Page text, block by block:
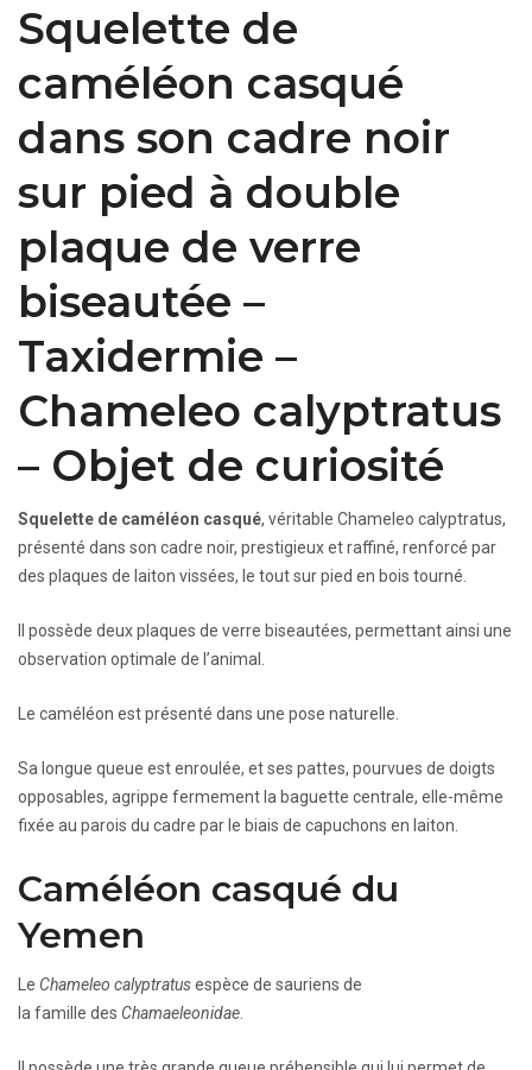
Squelette de
caméléon casqué
dans son cadre noir
sur pied à double
plaque de verre
biseautée –
Taxidermie –
Chameleo calyptratus
– Objet de curiosité
Squelette de caméléon casqué, véritable Chameleo calyptratus,
présenté dans son cadre noir, prestigieux et raffiné, renforcé par
des plaques de laiton vissées, le tout sur pied en bois tourné.
Il possède deux plaques de verre biseautées, permettant ainsi une
observation optimale de l’animal.
Le caméléon est présenté dans une pose naturelle.
Sa longue queue est enroulée, et ses pattes, pourvues de doigts
opposables, agrippe fermement la baguette centrale, elle-même
fixée au parois du cadre par le biais de capuchons en laiton.
Caméléon casqué du
Yemen
Le Chameleo calyptratusespèce de sauriens de
la famille des Chamaeleonidae